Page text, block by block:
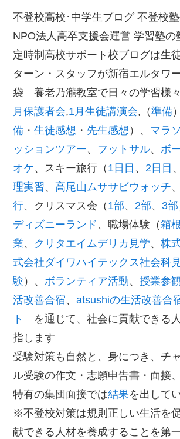
不登校高校･中学生ブログ 不登校塾
NPO法人高卒支援会運営 学習塾の
定時制高校サポート校ブログは生
ターン・スタッフが新宿エルタワ
袋 養老乃瀧教室で日々の学習様
月保護者会,1月生徒講演会,（準備
備 ・生徒感想 ・ 先生感想 ）、 マラ
ッションツアー、 フットサル、ボ
オケ、スキー旅行（ 1日目 、 2日目 、
理実習、高尾山ムササビウォッチ、
行、クリスマス会（ 1部、 2部、 3部
ディズニーランド 、職場体験（箱
業、 クリタエイムデリカ見学、株
式会社ダイワハイテックス社会科
験 ）、ボランティア活動、授業参
活改善合宿、atsushiの生活改善合
ト
を通じて、社会に貢献できる
指します
受験対策も自然と、身につき、チ
ル受験の作文・志願申告書・面接
特有の集団面接では結果を出して
※不登校対策は規則正しい生活を
献できる人材を養成することを第